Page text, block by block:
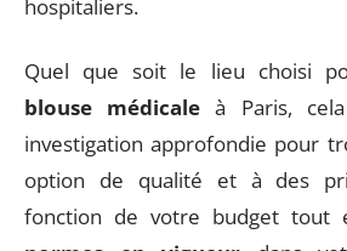
hospitaliers.
Quel que soit le lieu choisi
blouse médicale à Paris,
investigation approfondie pour
option de qualité et à des
fonction de votre budget tout